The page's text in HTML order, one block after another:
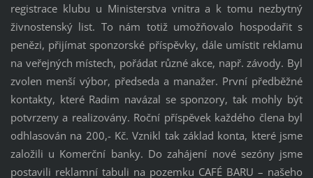
registrace klubu u Ministerstva vnitra a k tomu nezbytný
živnostenský list. To nám totiž umožňovalo hospodařit s
penězi, přijímat sponzorské příspěvky, dále umístit reklamu
na veřejných místech, pořádat různé akce, např. závody. Byl
zvolen menší výbor, předseda a manažer. První předběžné
kontakty, které Radim navázal se sponzory, tak mohly být
potvrzeny a realizovány. Roční příspěvek každého člena byl
odhlasován na 200,- Kč. Vznikl tak základ konta, které jsme
založili u Komerční banky. Do zahájení nové sezóny jsme
postavili reklamní tabuli na pozemku CAFÉ BARU – našeho